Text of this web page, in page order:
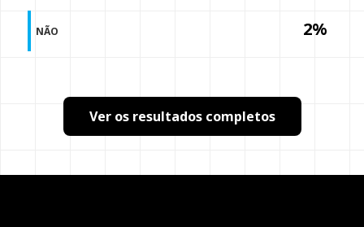
2%
NÃO
Ver os resultados completos